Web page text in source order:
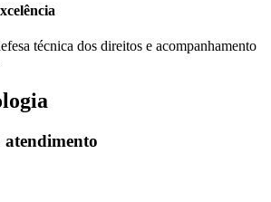
técnica dos direitos e acompanhamento